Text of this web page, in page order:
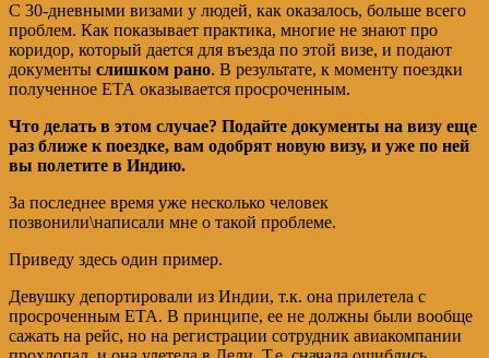
С 30-дневными визами у людей, как оказалось, больше всего
проблем. Как показывает практика, многие не знают про
коридор, который дается для въезда по этой визе, и подают
документы слишком рано. В результате, к моменту поездки
полученное ЕТА оказывается просроченным.
Что делать в этом случае? Подайте документы на визу еще
раз ближе к поездке, вам одобрят новую визу, и уже по ней
вы полетите в Индию.
За последнее время уже несколько человек
позвонили\написали мне о такой проблеме.
Приведу здесь один пример.
Девушку депортировали из Индии, т.к. она прилетела с
просроченным ЕТА. В принципе, ее не должны были вообще
сажать на рейс, но на регистрации сотрудник авиакомпании